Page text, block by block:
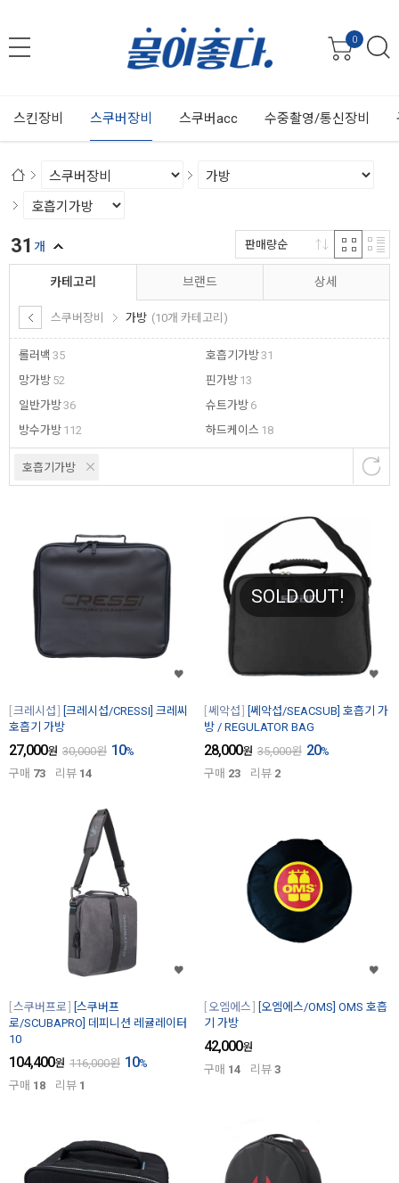
0
스킨장비 스쿠버장비 스쿠버acc 수중촬영/통신장비
카테고리
스쿠버장비 가방 (10개 카테고리)
롤러백 35
망가방 52
일반가방36
방수가방 112
호흡기가방31
핀가방 13
슈트가방 6
하드케이스 18
브랜드 상세
호흡기가방
31 개 판매량순
크레시섭
[크레시섭/CRESSI] 크레씨
호흡기 가방
27,000원 30,000원 10%
구매 73 리뷰 14
SOLD OUT!
쎄악섭
[쎄악섭/SEACSUB] 호흡기 가
방 / REGULATOR BAG
28,000원 35,000원 20%
구매 23 리뷰 2
스쿠버프로
[스쿠버프
로/SCUBAPRO] 데피니션 레귤레이터
10
104,400원 116,000원 10%
구매 18 리뷰 1
오엠에스
[오엠에스/OMS] OMS 호흡
기 가방
42,000원
구매 14 리뷰 3